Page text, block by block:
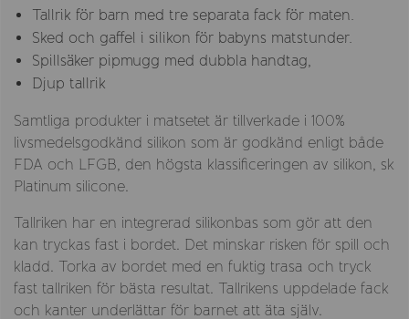
Tallrik för barn med tre separata fack för maten.
Sked och gaffel i silikon för babyns matstunder.
Spillsäker pipmugg med dubbla handtag,
Djup tallrik
Samtliga produkter i matsetet är tillverkade i 100%
livsmedelsgodkänd silikon som är godkänd enligt både
FDA och LFGB, den högsta klassificeringen av silikon, sk
Platinum silicone.
Tallriken har en integrerad silikonbas som gör att den
kan tryckas fast i bordet. Det minskar risken för spill och
kladd. Torka av bordet med en fuktig trasa och tryck
fast tallriken för bästa resultat. Tallrikens uppdelade fack
och kanter underlättar för barnet att äta själv.